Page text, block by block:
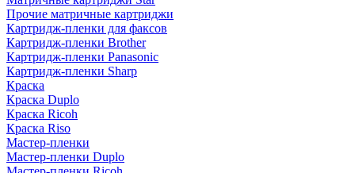
Прочие матричные картриджи
Картридж-пленки для факсов
Картридж-пленки Brother
Картридж-пленки Panasonic
Картридж-пленки Sharp
Краска
Краска Duplo
Краска Ricoh
Краска Riso
Мастер-пленки
Мастер-пленки Duplo